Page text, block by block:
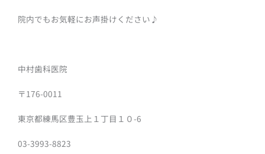
院内でもお気軽にお声掛けください♪
中村歯科医院
〒176-0011
東京都練馬区豊玉上１丁目１０-6
03-3993-8823